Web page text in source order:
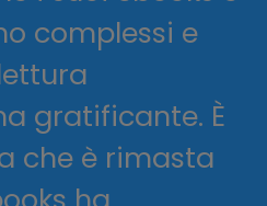
complessi e
gratificante. È
che è rimasta